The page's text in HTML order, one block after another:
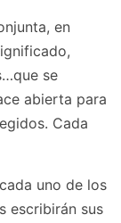
en
se
abierta para
Cada
uno de los
escribirán sus